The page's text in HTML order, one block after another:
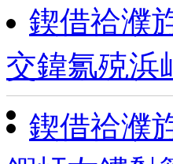
鍥借祫濮
交鍏氱殑
鍥借祫濮